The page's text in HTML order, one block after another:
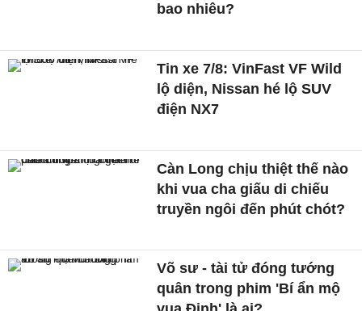
bao nhiêu?
Tin xe 7/8: VinFast VF Wild
lộ diện, Nissan hé lộ SUV
điện NX7
Càn Long chịu thiệt thế nào
khi vua cha giấu di chiếu
truyền ngôi đến phút chót?
Võ sư - tài tử đóng tướng
quân trong phim 'Bí ẩn mộ